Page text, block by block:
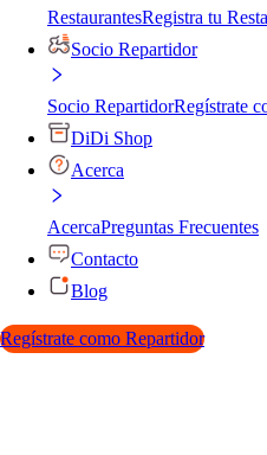
RestaurantesRegistra tu
Socio Repartidor
Socio RepartidorRegístrate
DiDi Shop
Acerca
AcercaPreguntas Frecuentes
Contacto
Blog
Regístrate como Repartidor